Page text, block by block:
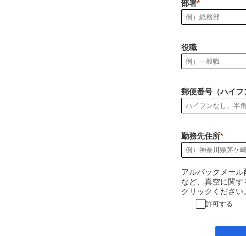
部署
役職
郵便番号（ハイフ
勤務先住所
アルバックメー
など、真空に関
クリックください
許可する